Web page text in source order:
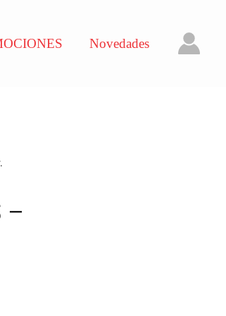
Novedades
–